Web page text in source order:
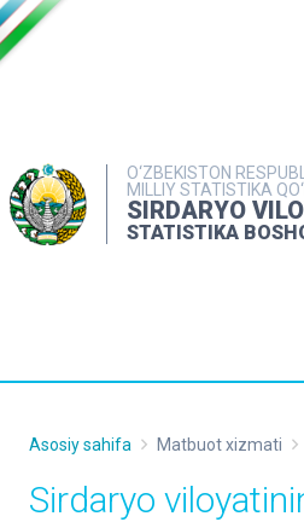
O‘ZBEKISTON
MILLIY STATISTIKA
SIRDARYO
STATISTIKA
INTERAKTIV
MATBUOT
Asosiy sahifa Matbuot xizmati
Sirdaryo